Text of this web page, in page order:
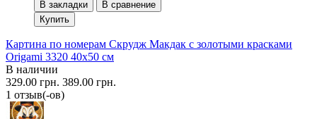
В закладки
В сравнение
Купить
Картина по номерам Скрудж Макдак с золотыми красками
Origami 3320 40x50 см
В наличии
329.00 грн. 389.00 грн.
1 отзыв(-ов)